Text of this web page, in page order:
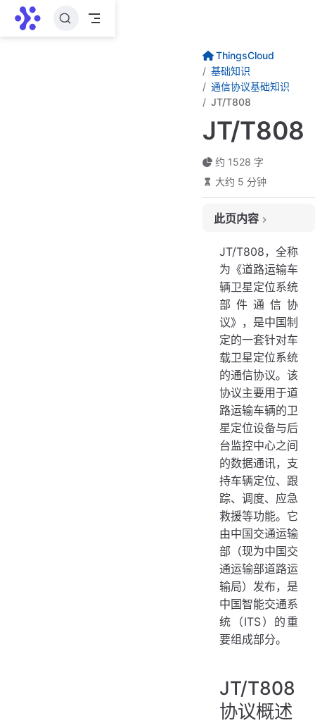
跳至主要內容
ThingsCloud
基础知识
通信协议基础知识
JT/T808
JT/T808
约 1528 字
大约 5 分钟
此页内容
主要特点
数据包结构
应用场景
实施与挑战
JT/T808，全称
为《道路运输车
辆卫星定位系统
部件通信协
议》，是中国制
定的一套针对车
载卫星定位系统
的通信协议。该
协议主要用于道
路运输车辆的卫
星定位设备与后
台监控中心之间
的数据通讯，支
持车辆定位、跟
踪、调度、应急
救援等功能。它
由中国交通运输
部（现为中国交
通运输部道路运
输局）发布，是
中国智能交通系
统（ITS）的重
要组成部分。
JT/T808
协议概述